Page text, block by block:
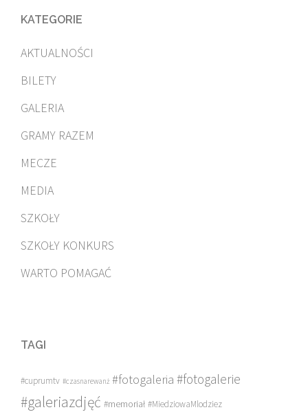
KATEGORIE
AKTUALNOŚCI
BILETY
GALERIA
GRAMY RAZEM
MECZE
MEDIA
SZKOŁY
SZKOŁY KONKURS
WARTO POMAGAĆ
TAGI
#cuprumtv #czasnarewanż #fotogaleria #fotogalerie
#galeriazdjęć #memoriał #MiedziowaMlodziez